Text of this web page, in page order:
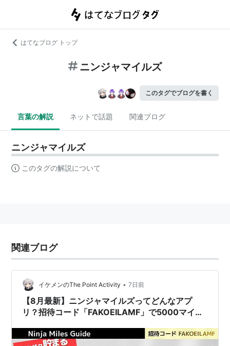
はてなブログ トップ
ニンジャマイルズ
このタグでブログを書く
言葉の解説 ネットで話題 関連ブログ
ニンジャマイルズ
このタグの解説について
関連ブログ
イケメンのThe Point Activity • 7日前
【8月最新】ニンジャマイルズってどんなアプ
リ？招待コード「FAKOEILAMF」で5000マイル